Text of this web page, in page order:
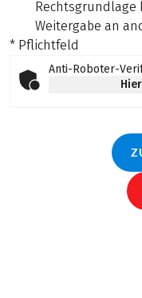
Rechtsgrundlage
Weitergabe an
* Pflichtfeld
Anti-Roboter-